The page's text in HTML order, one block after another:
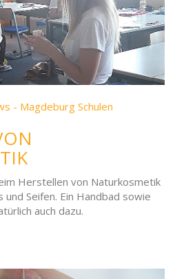
- Magdeburg Schulen
Herstellen von Naturkosmetik
Seifen. Ein Handbad sowie
auch dazu.